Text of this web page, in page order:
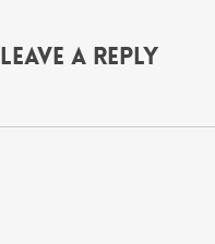
Leave a Reply